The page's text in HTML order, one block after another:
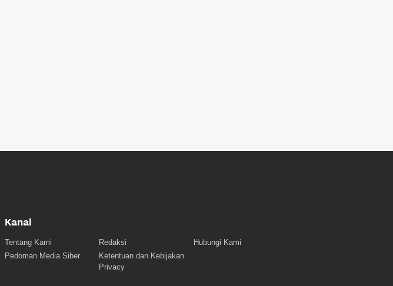
Kanal
Tentang Kami Redaksi
Hubungi Kami
Pedoman Media Siber
Ketentuan dan Kebijakan
Privacy